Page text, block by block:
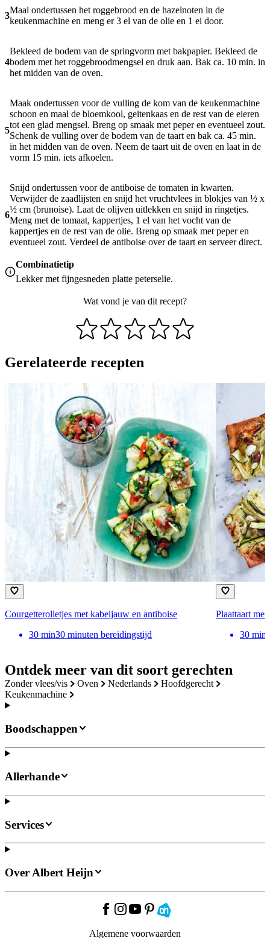
Ontdek meer van dit soort gerechten
zonder vlees/vis oven nederlands
hoofdgerecht
keukenmachine
3
Maal ondertussen het roggebrood en de hazelnoten in de
keukenmachine en meng er 3 el van de olie en 1 ei door.
4
Bekleed de bodem van de springvorm met bakpapier. Bekleed de
bodem met het roggebroodmengsel en druk aan. Bak ca. 10 min. in
het midden van de oven.
5
Maak ondertussen voor de vulling de kom van de keukenmachine
schoon en maal de bloemkool, geitenkaas en de rest van de eieren
tot een glad mengsel. Breng op smaak met peper en eventueel zout.
Schenk de vulling over de bodem van de taart en bak ca. 45 min.
in het midden van de oven. Neem de taart uit de oven en laat in de
vorm 15 min. iets afkoelen.
6
Snijd ondertussen voor de antiboise de tomaten in kwarten.
Verwijder de zaadlijsten en snijd het vruchtvlees in blokjes van ½ x
½ cm (brunoise). Laat de olijven uitlekken en snijd in ringetjes.
Meng met de tomaat, kappertjes, 1 el van het vocht van de
kappertjes en de rest van de olie. Breng op smaak met peper en
eventueel zout. Verdeel de antiboise over de taart en serveer direct.
Combinatietip
Lekker met fijngesneden platte peterselie.
Wat vond je van dit recept?
Gerelateerde recepten
Courgetterolletjes met kabeljauw en antiboise
30 min30 minuten bereidingstijd
Plaattaart
30 min
Boodschappen
Allerhande
Services
Over Albert Heijn
Algemene voorwaarden